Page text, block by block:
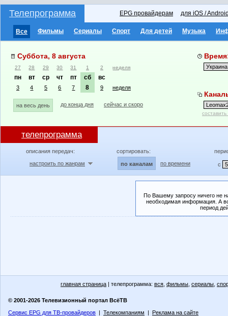
Телепрограмма EPG провайдерам для iOS /
Все Фильмы Сериалы Спорт Для детей Музыка
Суббота, 8 августа
27 28 29 30 31 1 2 неделя
пн вт ср чт пт сб вс
3 4 5 6 7 8 9 неделя
на весь день до конца дня сейчас и скоро
телепрограмма
описания передач:
настроить по жанрам
сортировать:
по каналам по времени с
По Вашему запросу ничего не
необходимая информация. А
период
главная страница | телепрограмма: вся фильмы сериалы
© 2001-2026 Телевизионный портал ВсёТВ
Сервис EPG для ТВ-провайдеров | Телекомпаниям | Реклама на сайте